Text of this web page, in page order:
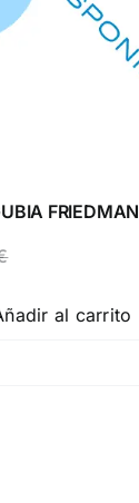
FRIEDMAN
El
original
era:
El
actual
es:
al carrito